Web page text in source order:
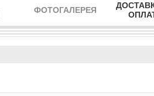
ФОТОГАЛЕРЕЯ